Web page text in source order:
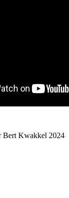
Kwakkel 2024